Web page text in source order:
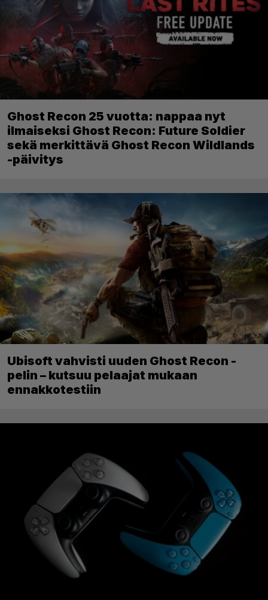
Ghost Recon 25 vuotta: nappaa nyt
ilmaiseksi Ghost Recon: Future Soldier
sekä merkittävä Ghost Recon Wildlands
-päivitys
Ubisoft vahvisti uuden Ghost Recon -
pelin – kutsuu pelaajat mukaan
ennakkotestiin